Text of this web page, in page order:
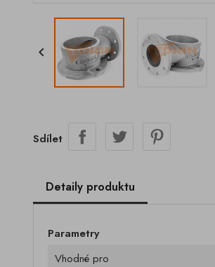

Sdílet
Detaily produktu
Parametry
Vhodné pro